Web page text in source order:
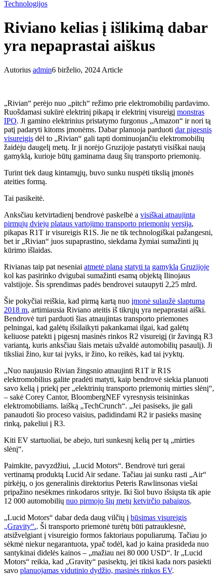
Technologijos
Riviano kelias į išlikimą dabar
yra nepaprastai aiškus
Autorius admin6 birželio, 2024 Article
„Rivian“ perėjo nuo „pitch“ režimo prie elektromobilių pardavimo.
Ruošdamasi sukūrė elektrinį pikapą ir elektrinį visureigį monstras
IPO. Ji gamino elektrinius pristatymo furgonus „Amazon“ ir nori tą
patį padaryti kitoms įmonėms. Dabar planuoja parduoti dar pigesnis
visureigis dėl to „Rivian“ gali tapti dominuojančiu elektromobilių
žaidėju daugelį metų. Ir ji norėjo Gruzijoje pastatyti visiškai naują
gamyklą, kurioje būtų gaminama daug šių transporto priemonių.
Turint tiek daug kintamųjų, buvo sunku nuspėti tikslią įmonės
ateities formą.
Tai pasikeitė.
Anksčiau ketvirtadienį bendrovė paskelbė a visiškai atnaujinta
pirmųjų dviejų plataus vartojimo transporto priemonių versija,
pikapas R1T ir visureigis R1S. Jie ne tik technologiškai pažangesni,
bet ir „Rivian“ juos supaprastino, siekdama žymiai sumažinti jų
kūrimo išlaidas.
Rivianas taip pat neseniai atmetė planą statyti tą gamyklą Gruzijoje
kol kas pasirinko dvigubai sumažinti esamą objektą Ilinojaus
valstijoje. Šis sprendimas padės bendrovei sutaupyti 2,25 mlrd.
Šie pokyčiai reiškia, kad pirmą kartą nuo įmonė sulaužė slaptumą
2018 m, artimiausia Riviano ateitis iš tikrųjų yra nepaprastai aiški.
Bendrovė turi parduoti šias atnaujintas transporto priemones
pelningai, kad galėtų išsilaikyti pakankamai ilgai, kad galėtų
keliuose patekti į pigesnį masinės rinkos R2 visureigį (ir žavingą R3
variantą, kuris anksčiau šiais metais užvaldė automobilių pasaulį). Ji
tiksliai žino, kur tai įvyks, ir žino, ko reikės, kad tai įvyktų.
„Nuo naujausio Rivian žingsnio atnaujinti R1T ir R1S
elektromobilius galite pradėti matyti, kaip bendrovė siekia planuoti
savo kelią į priekį per „elektrinių transporto priemonių mirties slėnį“,
– sakė Corey Cantor, BloombergNEF vyresnysis teisininkas
elektromobiliams. laišką „TechCrunch“. „Jei pasiseks, jie gali
panaudoti šio proceso vaisius, padidindami R2 ir pasieks masinę
rinką, pakeliui į R3.
Kiti EV startuoliai, be abejo, turi sunkesnį kelią per tą „mirties
slėnį“.
Paimkite, pavyzdžiui, „Lucid Motors“. Bendrovė turi gerai
vertinamą produktą Lucid Air sedane. Tačiau jai sunku rasti „Air“
pirkėjų, o jos generalinis direktorius Peteris Rawlinsonas viešai
pripažino nesėkmes rinkodaros srityje. Iki šiol buvo išsiųsta tik apie
12 000 automobilių nuo pirmojo šių metų ketvirčio pabaigos.
„Lucid Motors“ dabar deda daug vilčių į būsimas visureigis
„Gravity“.. Ši transporto priemonė turėtų būti patrauklesnė,
atsižvelgiant į visureigio formos faktoriaus populiarumą. Tačiau jo
sėkmė niekur negarantuota, ypač todėl, kad jo kaina prasideda nuo
santykinai didelės kainos – „mažiau nei 80 000 USD“. Ir „Lucid
Motors“ reikia, kad „Gravity“ pasisektų, jei tikisi kada nors pasiekti
savo planuojamas vidutinio dydžio, masinės rinkos EV.